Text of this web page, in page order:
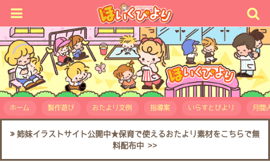
ホーム 製作遊び おたより文例 指導案 いらすとびより 月間
姉妹イラストサイト公開中★保育で使えるおたより素材をこちらで無
料配布中 >>